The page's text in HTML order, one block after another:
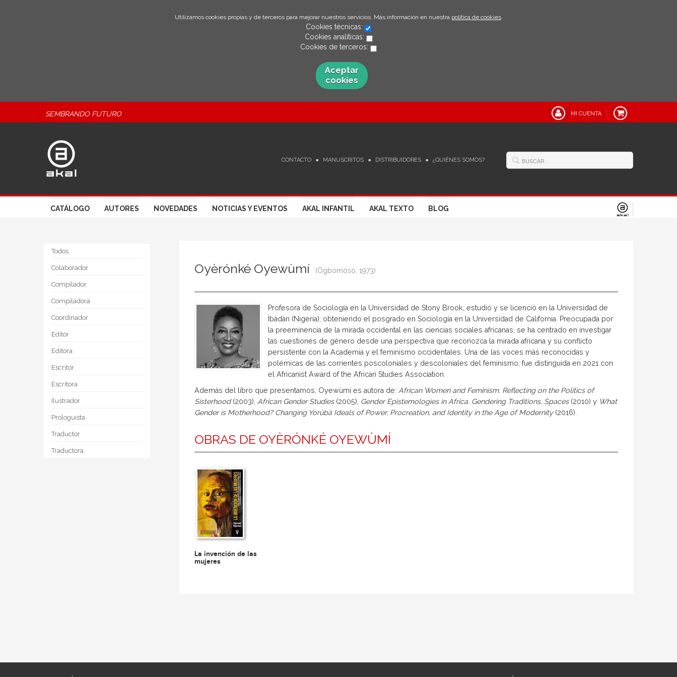
Utilizamos cookies propias y de terceros para mejorar nuestros servicios. Más información en nuestra política de cookies.
Cookies técnicas:
Cookies analíticas:
Cookies de terceros:
Aceptar
cookies
SEMBRANDO FUTURO MI CUENTA
CONTACTO MANUSCRITOS DISTRIBUIDORES ¿QUIÉNES SOMOS?
CATÁLOGO AUTORES NOVEDADES NOTICIAS Y EVENTOS AKAL INFANTIL AKAL TEXTO BLOG
Todos
Colaborador
Compilador
Compiladora
Coordinador
Editor
Editora
Escritor
Escritora
Ilustrador
Prologuista
Traductor
Traductora
Oyèrónké Oyewùmí (Ògbómòsó, 1973)
Profesora de Sociología en la Universidad de Stony Brook, estudió y se licenció en la Universidad de
Ìbàdàn (Nigeria), obteniendo el posgrado en Sociología en la Universidad de California. Preocupada por
la preeminencia de la mirada occidental en las ciencias sociales africanas, se ha centrado en investigar
las cuestiones de género desde una perspectiva que reconozca la mirada africana y su con­flicto
persistente con la Academia y el feminismo occidentales. Una de las voces más reconocidas y
polémicas de las corrientes poscoloniales y descoloniales del feminismo, fue distinguida en 2021 con
el Africanist Award of the African Studies Association.
Además del libro que presentamos, Oyewùmí es autora de: African Women and Feminism. Reflecting on the Politics of
Sisterhood(2003), African Gender Studies(2005), Gender Epistemologies in Africa. Gendering Traditions, Spaces (2010) y What
Gender is Motherhood? Changing Yorùbá Ideals of Power, Procreation, and Identity in the Age of Modernity(2016).
OBRAS DE OYÈRÓNKÉ OYEWÙMÍ
La invención de las
mujeres